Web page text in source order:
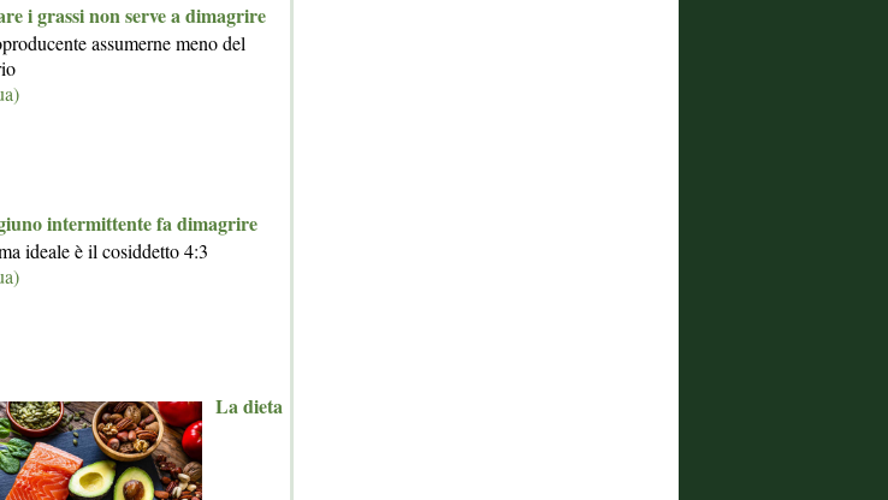
i grassi non serve a dimagrire
assumerne meno del
intermittente fa dimagrire
ideale è il cosiddetto 4:3
La dieta